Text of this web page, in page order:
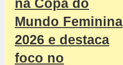
na Copa do
Mundo Feminina
2026 e destaca
foco no